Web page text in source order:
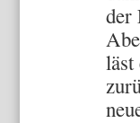
der
läst